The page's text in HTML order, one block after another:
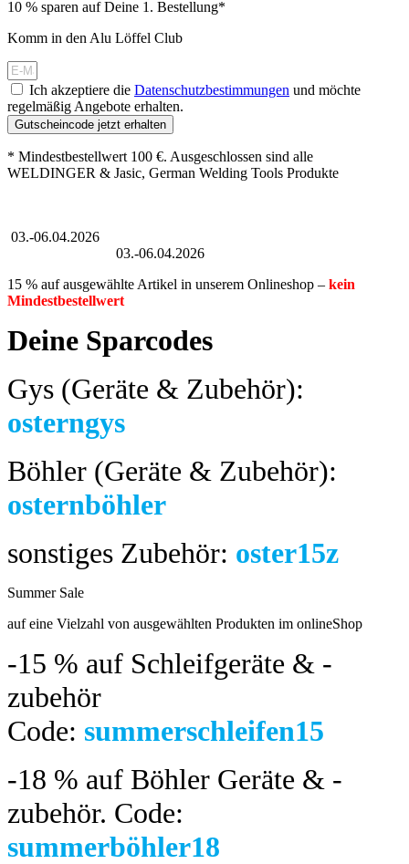
10 % sparen auf Deine 1. Bestellung*
Komm in den Alu Löffel Club
Ich akzeptiere die Datenschutzbestimmungen und möchte
regelmäßig Angebote erhalten.
Gutscheincode jetzt erhalten
* Mindestbestellwert 100 €. Ausgeschlossen sind alle
WELDINGER & Jasic, German Welding Tools Produkte
03.-06.04.2026
03.-06.04.2026
15 % auf ausgewählte Artikel in unserem Onlineshop – kein
Mindestbestellwert
Deine Sparcodes
Gys (Geräte & Zubehör):
osterngys
Böhler (Geräte & Zubehör):
osternböhler
sonstiges Zubehör: oster15z
Summer Sale
auf eine Vielzahl von ausgewählten Produkten im onlineShop
-15 % auf Schleifgeräte & -
zubehör
Code: summerschleifen15
-18 % auf Böhler Geräte & -
zubehör. Code:
summerböhler18